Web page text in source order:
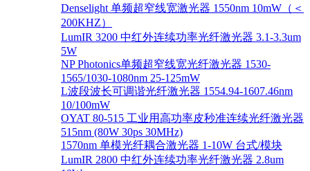
Denselight 单频超窄线宽激光器 1550nm 10mW（＜
200KHZ）
LumIR 3200 中红外连续功率光纤激光器 3.1-3.3um
5W
NP Photonics单频超窄线宽光纤激光器 1530-
1565/1030-1080nm 25-125mW
L波段波长可调谐光纤激光器 1554.94-1607.46nm
10/100mW
OYAT 80-515 工业用高功率皮秒准连续光纤激光器
515nm (80W 30ps 30MHz)
1570nm 单模光纤耦合激光器 1-10W 台式/模块
LumIR 2800 中红外连续功率光纤激光器 2.8um